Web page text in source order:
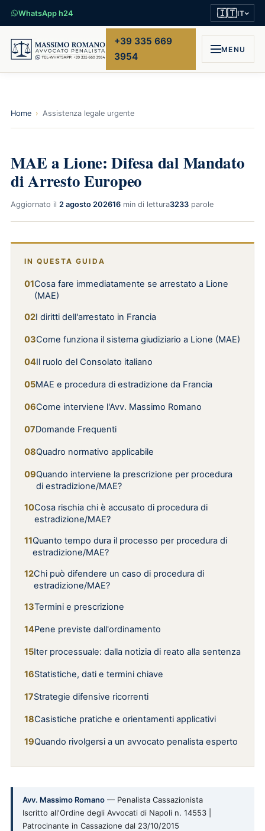
WhatsApp h24 🇮🇹IT
+39 335 669
3954
MENU
Home › Assistenza legale urgente
MAE a Lione: Difesa dal Mandato
di Arresto Europeo
Aggiornato il 2 agosto 202616 min di lettura3233 parole
IN QUESTA GUIDA
Cosa fare immediatamente se arrestato a Lione
(MAE)
I diritti dell'arrestato in Francia
Come funziona il sistema giudiziario a Lione (MAE)
Il ruolo del Consolato italiano
MAE e procedura di estradizione da Francia
Come interviene l'Avv. Massimo Romano
Domande Frequenti
Quadro normativo applicabile
Quando interviene la prescrizione per procedura
di estradizione/MAE?
Cosa rischia chi è accusato di procedura di
estradizione/MAE?
Quanto tempo dura il processo per procedura di
estradizione/MAE?
Chi può difendere un caso di procedura di
estradizione/MAE?
Termini e prescrizione
Pene previste dall'ordinamento
Iter processuale: dalla notizia di reato alla sentenza
Statistiche, dati e termini chiave
Strategie difensive ricorrenti
Casistiche pratiche e orientamenti applicativi
Quando rivolgersi a un avvocato penalista esperto
Avv. Massimo Romano — Penalista Cassazionista
Iscritto all'Ordine degli Avvocati di Napoli n. 14553 |
Patrocinante in Cassazione dal 23/10/2015